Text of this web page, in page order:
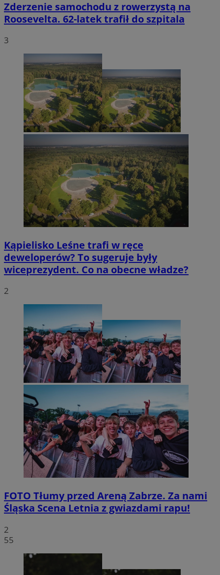
Zderzenie samochodu z rowerzystą na
Roosevelta. 62-latek trafił do szpitala
3
Kąpielisko Leśne trafi w ręce
deweloperów? To sugeruje były
wiceprezydent. Co na obecne władze?
2
FOTO Tłumy przed Areną Zabrze. Za nami
Śląska Scena Letnia z gwiazdami rapu!
2
55